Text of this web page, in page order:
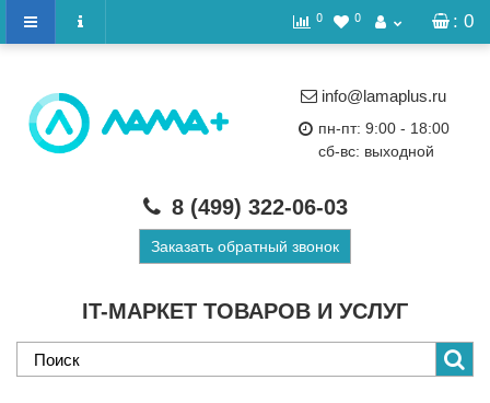
: 0
0 0
IT-МАРКЕТ ТОВАРОВ И УСЛУГ
info@lamaplus.ru
пн-пт: 9:00 - 18:00
сб-вс: выходной
8 (499) 322-06-03
Заказать обратный звонок